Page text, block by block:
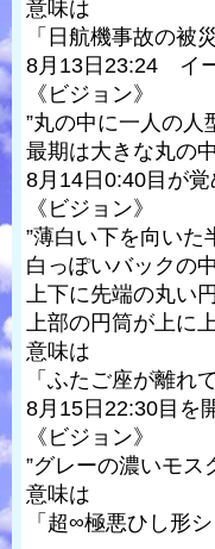
意味は
「日航機事故の被
8月13日23:24 イ
《ビジョン》
”丸の中に一人の人
最期は大きな丸の
8月14日0:40目が覚
《ビジョン》
”薄白い下を向いた
白っぽいバックの
上下に先端の丸い
上部の円筒が上に
意味は
「ふたご座が離れ
8月15日22:30目を
《ビジョン》
”グレーの濃いモス
意味は
「超∞極悪ひし形